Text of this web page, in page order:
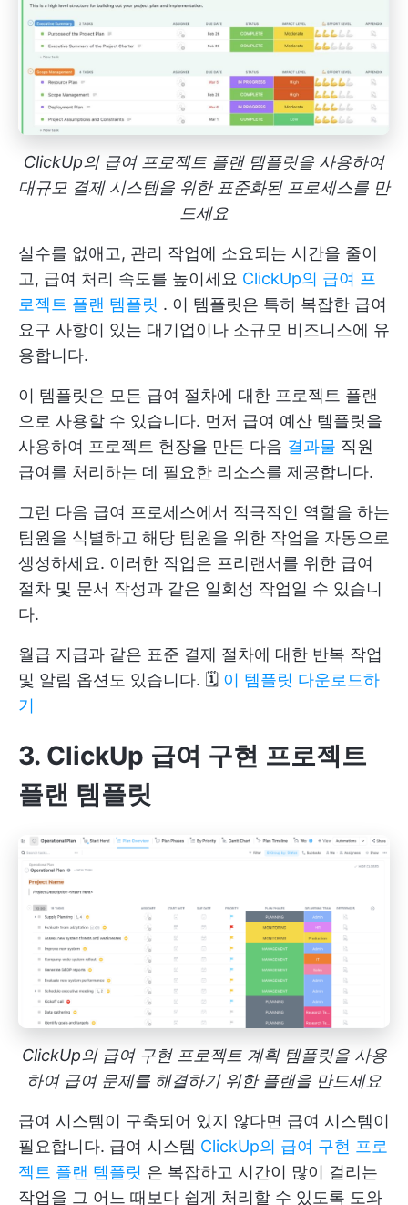
ClickUp의 급여 프로젝트 플랜 템플릿을 사용하여
대규모 결제 시스템을 위한 표준화된 프로세스를 만
드세요
실수를 없애고, 관리 작업에 소요되는 시간을 줄이
고, 급여 처리 속도를 높이세요 ClickUp의 급여 프
로젝트 플랜 템플릿 . 이 템플릿은 특히 복잡한 급여
요구 사항이 있는 대기업이나 소규모 비즈니스에 유
용합니다.
이 템플릿은 모든 급여 절차에 대한 프로젝트 플랜
으로 사용할 수 있습니다. 먼저 급여 예산 템플릿을
사용하여 프로젝트 헌장을 만든 다음 결과물 직원
급여를 처리하는 데 필요한 리소스를 제공합니다.
그런 다음 급여 프로세스에서 적극적인 역할을 하는
팀원을 식별하고 해당 팀원을 위한 작업을 자동으로
생성하세요. 이러한 작업은 프리랜서를 위한 급여
절차 및 문서 작성과 같은 일회성 작업일 수 있습니
다.
월급 지급과 같은 표준 결제 절차에 대한 반복 작업
및 알림 옵션도 있습니다. 🗓️ 이 템플릿 다운로드하
기
3. ClickUp 급여 구현 프로젝트
플랜 템플릿
ClickUp의 급여 구현 프로젝트 계획 템플릿을 사용
하여 급여 문제를 해결하기 위한 플랜을 만드세요
급여 시스템이 구축되어 있지 않다면 급여 시스템이
필요합니다. 급여 시스템 ClickUp의 급여 구현 프로
젝트 플랜 템플릿 은 복잡하고 시간이 많이 걸리는
작업을 그 어느 때보다 쉽게 처리할 수 있도록 도와